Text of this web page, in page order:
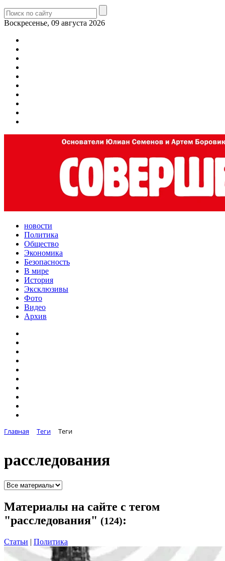
Воскресенье, 09 августа 2026
новости
Политика
Общество
Экономика
Безопасность
В мире
История
Эксклюзивы
Фото
Видео
Архив
Главная Теги Теги
расследования
Материалы на сайте с тегом
"расследования" (124):
Статьи | Политика